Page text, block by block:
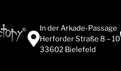
In der Arkade-Passage
Herforder Straße 8 – 10
33602 Bielefeld